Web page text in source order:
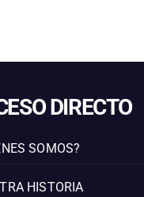
DIRECTO
SOMOS?
HISTORIA